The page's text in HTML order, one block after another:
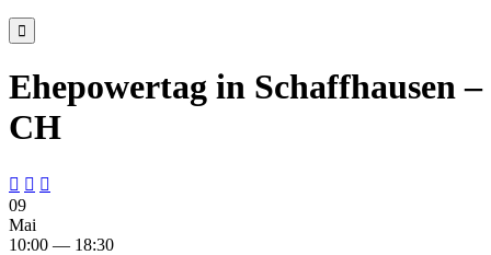

Ehepowertag in Schaffhausen –
CH
  
09
Mai
10:00 — 18:30